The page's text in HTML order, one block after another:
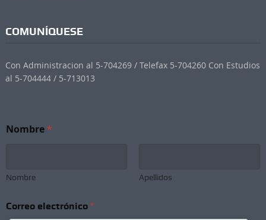
COMUNÍQUESE
Con Administracion al 5-704269 / Telefax 5-704260 Con Estudios
al 5-704444 / 5-713013
Nombre*
Nombre Apellidos
lCorreo electrónico *